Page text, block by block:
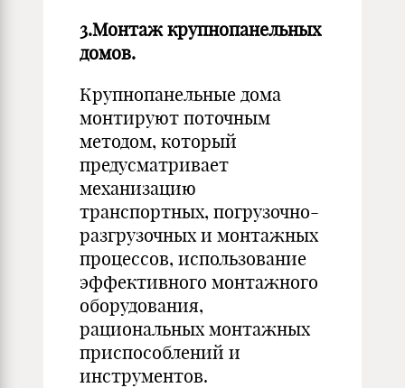
3.Монтаж крупнопанельных
домов.
Крупнопанельные дома
монтируют поточным
методом, который
предусматривает
механизацию
транспортных, погрузочно-
разгрузочных и монтажных
процессов, использование
эффективного монтажного
оборудования,
рациональных монтажных
приспособлений и
инструментов.